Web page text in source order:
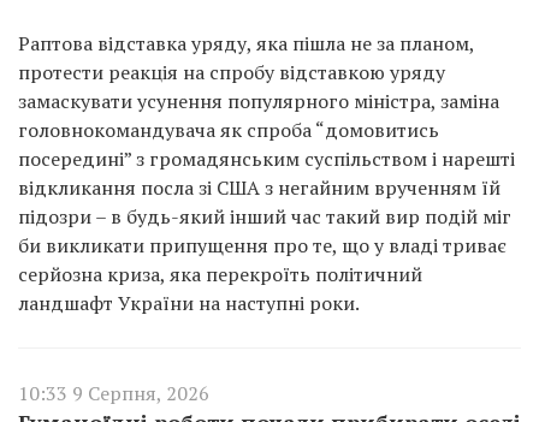
Раптова відставка уряду, яка пішла не за планом,
протести реакція на спробу відставкою уряду
замаскувати усунення популярного міністра, заміна
головнокомандувача як спроба “домовитись
посередині” з громадянським суспільством і нарешті
відкликання посла зі США з негайним врученням їй
підозри – в будь-який інший час такий вир подій міг
би викликати припущення про те, що у владі триває
серйозна криза, яка перекроїть політичний
ландшафт України на наступні роки.
10:33 9 Серпня, 2026